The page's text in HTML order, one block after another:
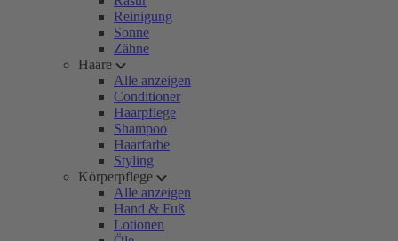
Reinigung
Sonne
Zähne
Haare
Alle anzeigen
Conditioner
Haarpflege
Shampoo
Haarfarbe
Styling
Körperpflege
Alle anzeigen
Hand & Fuß
Lotionen